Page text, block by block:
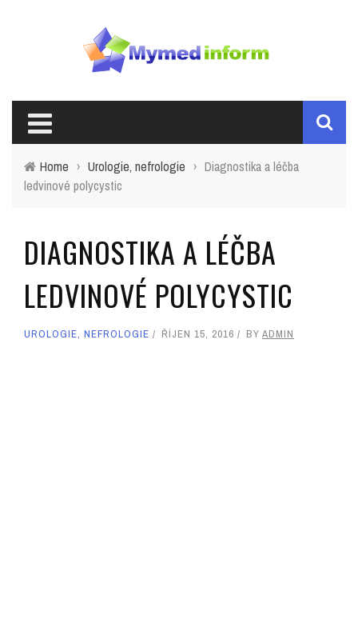
Home › Urologie, nefrologie › Diagnostika a léčba
ledvinové polycystic
DIAGNOSTIKA A LÉČBA
LEDVINOVÉ POLYCYSTIC
UROLOGIE, NEFROLOGIE ŘÍJEN 15, 2016 BY ADMIN